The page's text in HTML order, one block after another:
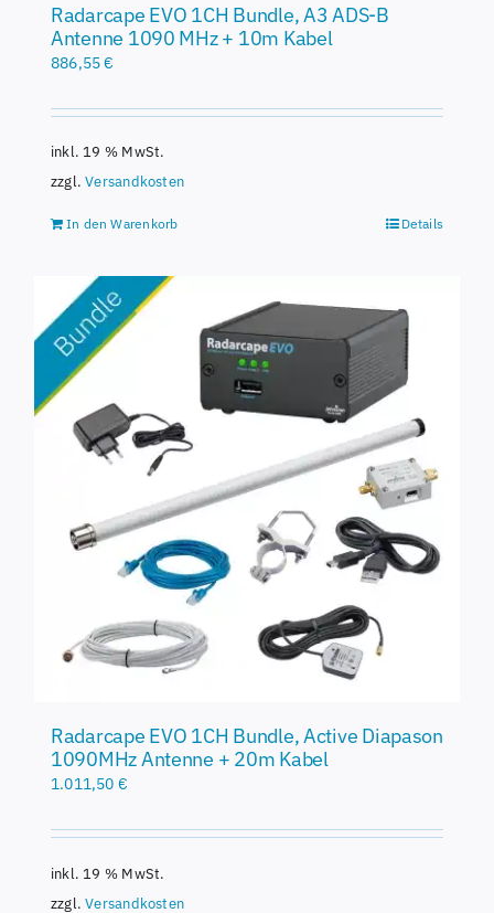
Radarcape EVO 1CH Bundle, A3 ADS-B
Antenne 1090 MHz + 10m Kabel
886,55€
inkl. 19 % MwSt.
zzgl.Versandkosten
In den Warenkorb Details
Radarcape EVO 1CH Bundle, Active Diapason
1090MHz Antenne + 20m Kabel
1.011,50 €
inkl. 19 % MwSt.
zzgl.Versandkosten